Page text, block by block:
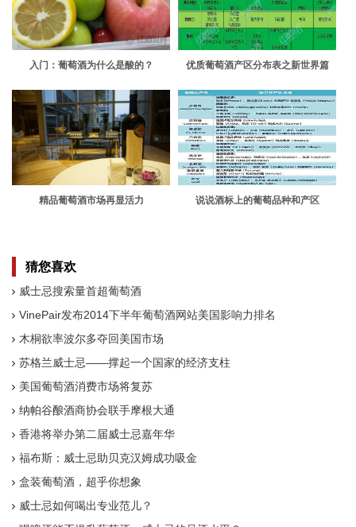
入门：葡萄酒为什么是酸的？ 优质葡萄酒产区分布表之新世界篇
精品葡萄酒市场再显活力 说说酒标上的葡萄品种和产区
猜您喜欢
威士忌搜索量首超葡萄酒
VinePair发布2014下半年葡萄酒网站美国影响力排名
木桐欲率波尔多夺回美国市场
苏格兰威士忌——撑起一个国家的经济支柱
美国葡萄酒消费市场将复苏
纳帕谷酿酒商协会联手摩根大通
香港将举办第二届威士忌嘉年华
福布斯：威士忌助贝克汉姆成功吸金
盒装葡萄酒，超乎你想象
威士忌如何喝出专业范儿？